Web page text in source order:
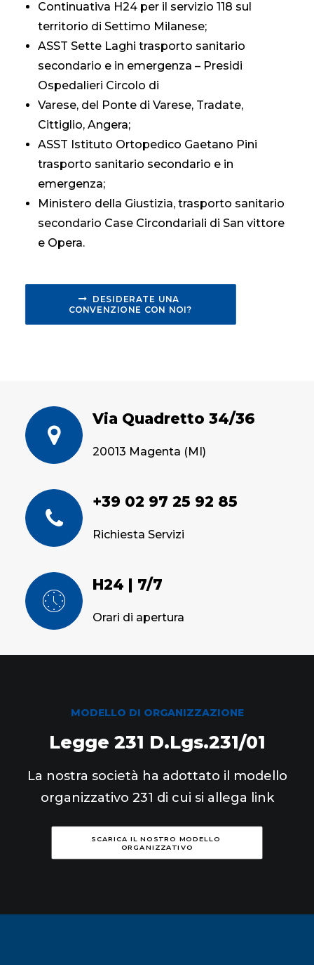
Continuativa H24 per il servizio 118 sul
territorio di Settimo Milanese;
ASST Sette Laghi trasporto sanitario
secondario e in emergenza – Presidi
Ospedalieri Circolo di
Varese, del Ponte di Varese, Tradate,
Cittiglio, Angera;
ASST Istituto Ortopedico Gaetano Pini
trasporto sanitario secondario e in
emergenza;
Ministero della Giustizia, trasporto sanitario
secondario Case Circondariali di San vittore
e Opera.
DESIDERATE UNA
CONVENZIONE CON NOI?
Via Quadretto 34/36
20013 Magenta (MI)
+39 02 97 25 92 85
Richiesta Servizi
H24 | 7/7
Orari di apertura
MODELLO DI ORGANIZZAZIONE
Legge 231 D.Lgs.231/01
La nostra società ha adottato il modello
organizzativo 231 di cui si allega link
SCARICA IL NOSTRO MODELLO
ORGANIZZATIVO